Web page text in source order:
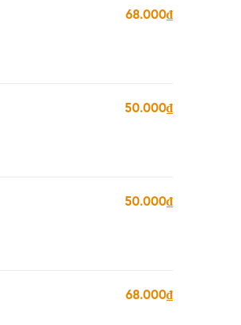
68.000₫
50.000₫
50.000₫
68.000₫